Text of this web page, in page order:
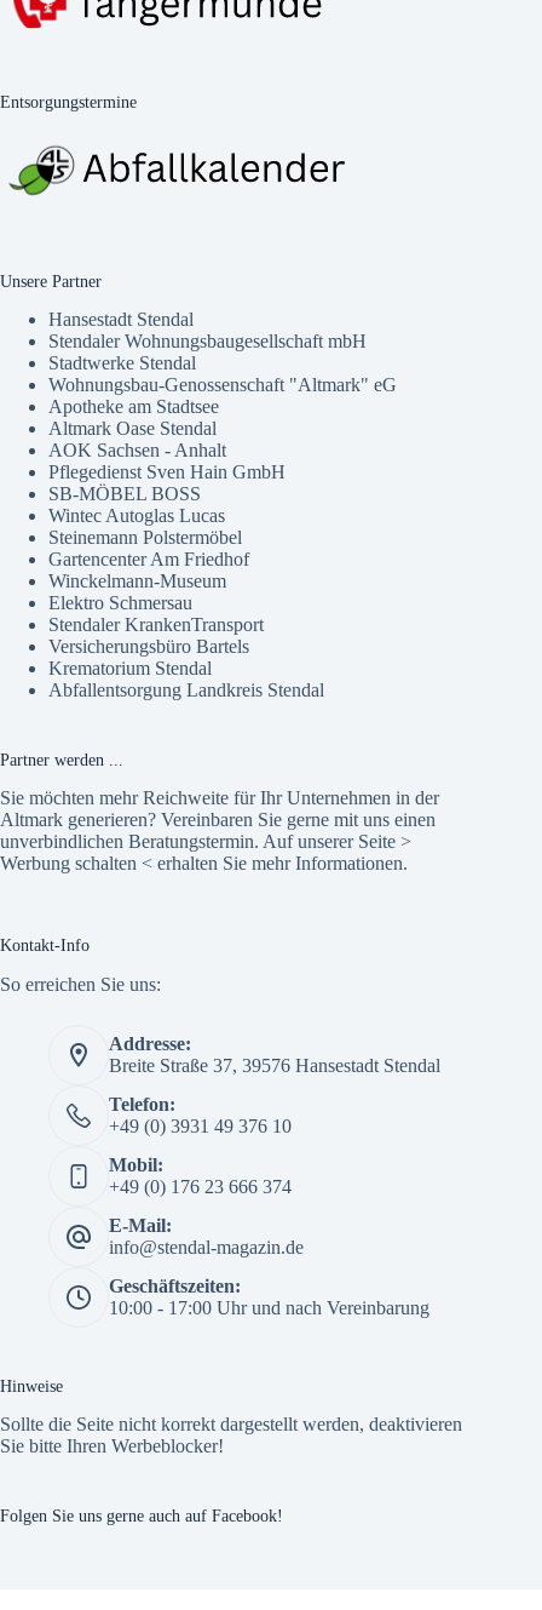
Entsorgungstermine
Unsere Partner
Hansestadt Stendal
Stendaler Wohnungsbaugesellschaft mbH
Stadtwerke Stendal
Wohnungsbau-Genossenschaft "Altmark" eG
Apotheke am Stadtsee
Altmark Oase Stendal
AOK Sachsen - Anhalt
Pflegedienst Sven Hain GmbH
SB-MÖBEL BOSS
Wintec Autoglas Lucas
Steinemann Polstermöbel
Gartencenter Am Friedhof
Winckelmann-Museum
Elektro Schmersau
Stendaler KrankenTransport
Versicherungsbüro Bartels
Krematorium Stendal
Abfallentsorgung Landkreis Stendal
Partner werden ...
Sie möchten mehr Reichweite für Ihr Unternehmen in der
Altmark generieren? Vereinbaren Sie gerne mit uns einen
unverbindlichen Beratungstermin. Auf unserer Seite >
Werbung schalten < erhalten Sie mehr Informationen.
Kontakt-Info
So erreichen Sie uns:
Addresse:
Breite Straße 37, 39576 Hansestadt Stendal
Telefon:
+49 (0) 3931 49 376 10
Mobil:
+49 (0) 176 23 666 374
E-Mail:
info@stendal-magazin.de
Geschäftszeiten:
10:00 - 17:00 Uhr und nach Vereinbarung
Hinweise
Sollte die Seite nicht korrekt dargestellt werden, deaktivieren
Sie bitte Ihren Werbeblocker!
Folgen Sie uns gerne auch auf Facebook!